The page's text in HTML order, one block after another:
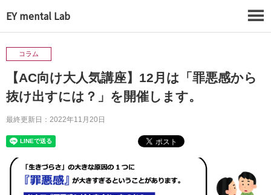
EY mental Lab
コラム
【AC向け大人気講座】12月は「罪悪感から
抜け出すには？」を開催します。
最終更新日：2022年11月20日